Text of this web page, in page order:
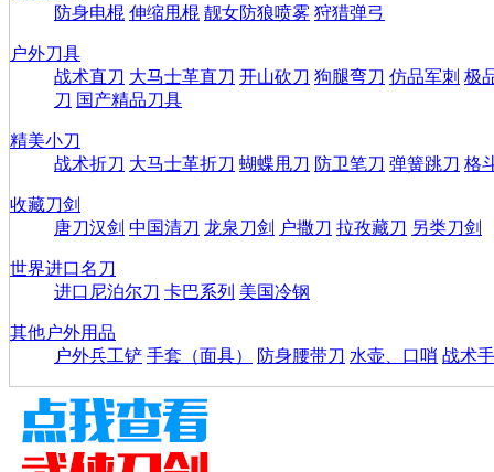
防身电棍 伸缩甩棍 靓女防狼喷雾 狩猎弹弓
户外刀具
战术直刀 大马士革直刀 开山砍刀 狗腿弯刀 仿品军刺 极
刀 国产精品刀具
精美小刀
战术折刀 大马士革折刀 蝴蝶甩刀 防卫笔刀 弹簧跳刀 格
收藏刀剑
唐刀汉剑 中国清刀 龙泉刀剑 户撒刀 拉孜藏刀 另类刀剑
世界进口名刀
进口尼泊尔刀 卡巴系列 美国冷钢
其他户外用品
户外兵工铲 手套（面具） 防身腰带刀 水壶、口哨 战术